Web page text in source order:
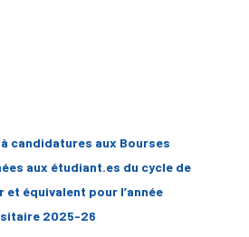
candidatures aux Bourses
aux étudiant.es du cycle de
et équivalent pour l’année
2025-26